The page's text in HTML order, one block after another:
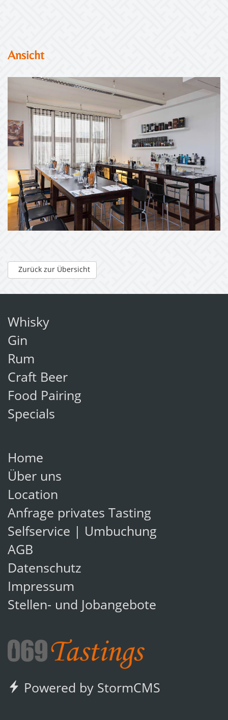
Ansicht
Zurück zur Übersicht
Whisky
Gin
Rum
Craft Beer
Food Pairing
Specials
Home
Über uns
Location
Anfrage privates Tasting
Selfservice | Umbuchung
AGB
Datenschutz
Impressum
Stellen- und Jobangebote
Powered by StormCMS